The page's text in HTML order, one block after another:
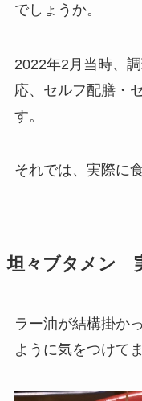
でしょうか。
2022年2月当時、
応、セルフ配膳・
す。
それでは、実際に
坦々ブタメン
ラー油が結構掛か
ように気をつけて